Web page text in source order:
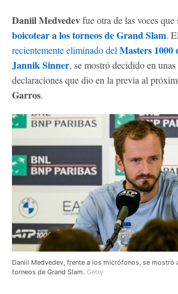
Daniil Medvedevfue otra de las voces
boicotear a los torneos de Grand Slam.
recientemente eliminado del Masters 1000
Jannik Sinner, se mostró decidido en unas
declaraciones que dio en la previa al
Garros.
Daniil Medvedev, frente a los micrófonos, se mostró
torneos de Grand Slam. Getty